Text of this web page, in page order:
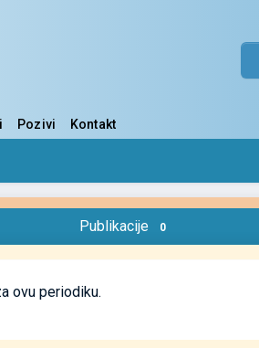
Pozivi Kontakt
Publikacije 0
ovu periodiku.